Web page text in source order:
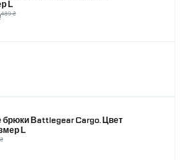
L
489 ₴
брюки Battlegear Cargo. Цвет
L